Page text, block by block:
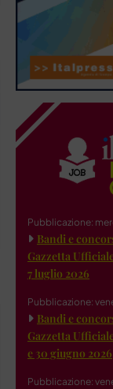
Pubblicazione:
Bandi e
Gazzetta
7 luglio 2026
Pubblicazione:
Bandi e
Gazzetta
e 30 giugno 2026
Pubblicazione: